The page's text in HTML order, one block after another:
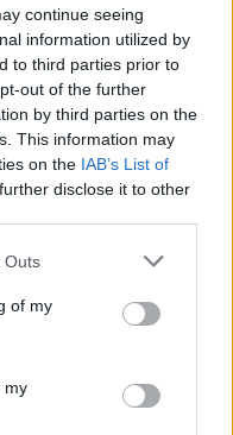
continue seeing
information utilized by
to third parties prior to
out of the further
by third parties on the
This information may
on the IAB’s List of
disclose it to other
one or more Google
You may click to
its third-party tags to
in below Google
Outs
of my
myeccezionale porta